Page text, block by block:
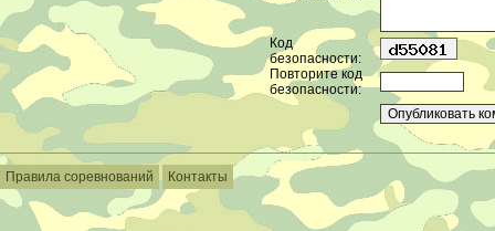
Код
безопасности:
Повторите код
безопасности:
Правила соревнований Контакты